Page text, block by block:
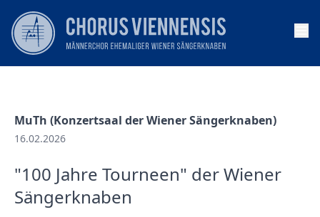
MuTh (Konzertsaal der Wiener Sängerknaben)
16.02.2026
"100 Jahre Tourneen" der Wiener
Sängerknaben